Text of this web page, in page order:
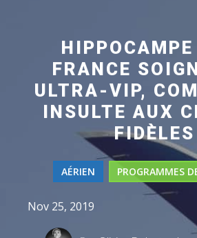
FRANCE
ULTRA-VIP,
INSULTE AUX
FIDÈLES
AÉRIEN PROGRAMMES
Nov 25, 2019